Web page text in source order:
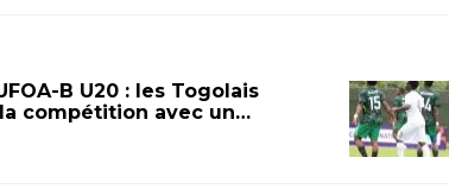
B U20 : les Togolais
compétition avec un…